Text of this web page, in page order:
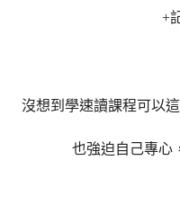
+
沒想到學速讀課程可以
也強迫自己專心